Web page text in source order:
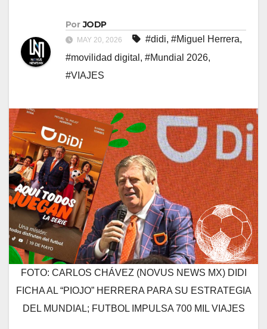
Por JODP
MAY 20, 2026 #didi, #Miguel Herrera,
#movilidad digital , #Mundial 2026,
#VIAJES
FOTO: CARLOS CHÁVEZ (NOVUS NEWS MX) DIDI
FICHA AL “PIOJO” HERRERA PARA SU ESTRATEGIA
DEL MUNDIAL; FUTBOL IMPULSA 700 MIL VIAJES